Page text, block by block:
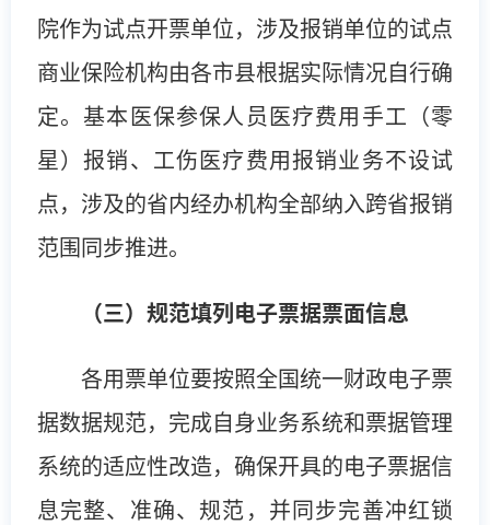
院作为试点开票单位，涉及报销单位的试点
商业保险机构由各市县根据实际情况自行确
定。基本医保参保人员医疗费用手工（零
星）报销、工伤医疗费用报销业务不设试
点，涉及的省内经办机构全部纳入跨省报销
范围同步推进。
（三）规范填列电子票据票面信息
各用票单位要按照全国统一财政电子票
据数据规范，完成自身业务系统和票据管理
系统的适应性改造，确保开具的电子票据信
息完整、准确、规范，并同步完善冲红锁